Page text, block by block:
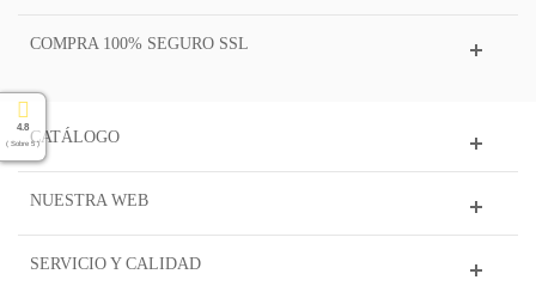
4.8
( Sobre 5 )
COMPRA 100% SEGURO SSL
CATÁLOGO
NUESTRA WEB
SERVICIO Y CALIDAD